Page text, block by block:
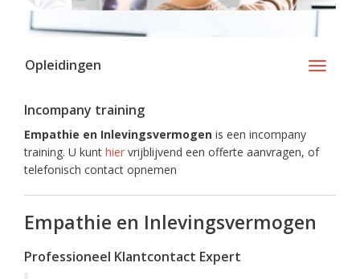
Toggle
Opleidingen
Incompany training
Empathie en Inlevingsvermogen is een incompany
training. U kunt hier vrijblijvend een offerte aanvragen, of
telefonisch contact opnemen
Empathie en Inlevingsvermogen
Professioneel Klantcontact Expert